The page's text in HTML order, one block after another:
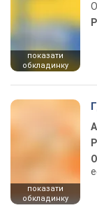
показати
обкладинку
показати
обкладинку